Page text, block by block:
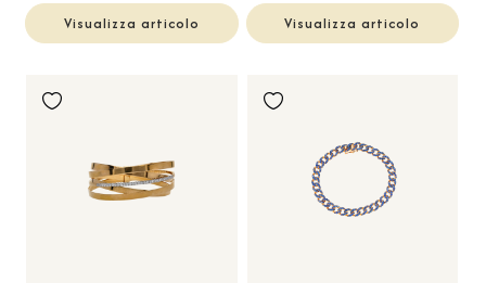
Visualizza articolo
Visualizza articolo